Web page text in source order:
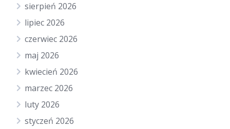
sierpień 2026
lipiec 2026
czerwiec 2026
maj 2026
kwiecień 2026
marzec 2026
luty 2026
styczeń 2026